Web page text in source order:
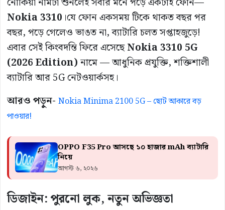
Nokia 3310 ।যে ফোন একসময় টিকে থাকত বছর পর
বছর, পড়ে গেলেও ভাঙত না, ব্যাটারি চলত সপ্তাহজুড়ে!
এবার সেই কিংবদন্তি ফিরে এসেছেNokia 3310 5G
(2026 Edition)নামে — আধুনিক প্রযুক্তি, শক্তিশালী
ব্যাটারি আর 5G নেটওয়ার্কসহ।
আরও পড়ুন- Nokia Minima 2100 5G – ছোট আকারে বড়
পাওয়ার!
OPPO F35 Pro আসছে ১০ হাজার mAh ব্যাটারি
নিয়ে
আগস্ট ৬, ২০২৬
ডিজাইন: পুরনো লুক, নতুন অভিজ্ঞতা